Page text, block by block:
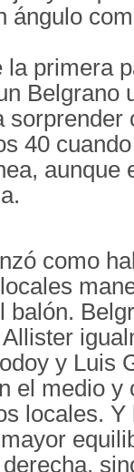
ángulo
primera
Belgrano
sorprender
40
aunque
como
balón.
y Luis
el medio y
locales.